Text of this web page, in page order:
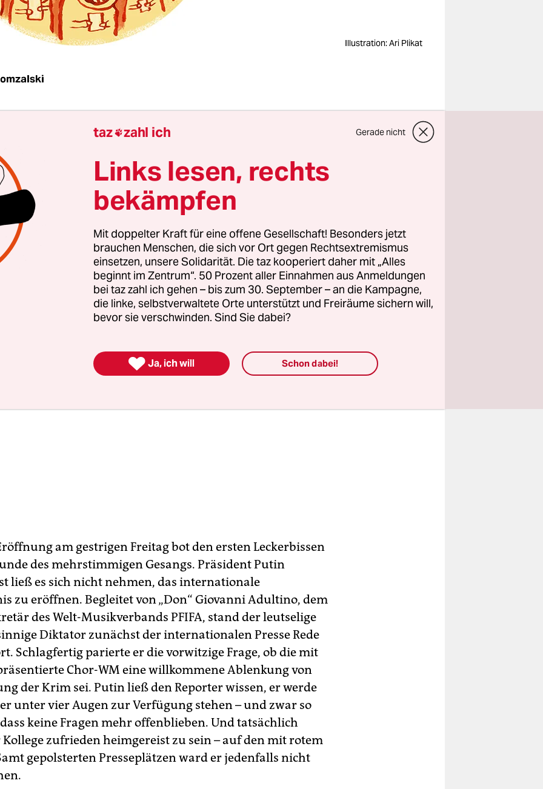
Illustration: Ari Plikat
Hütte, ist erfüllt vom Klang der Chöre. Es brummt und
Ecken und Winkeln. Belcanto und Oper verzaubern das
vorweihnachtliche Russland. Ach, wäre die Welt doch
…
Jahr findet in Russland die 21.
statt. Als Generalprobe für dieses
2018 erfüllt der russische Präsident Wladimir
Putin sich und der Menschheit einen
ein internationales Chorfestival vor Weihnachten.
am gestrigen Freitag bot den ersten Leckerbissen
des mehrstimmigen Gesangs. Präsident Putin
ließ es sich nicht nehmen, das internationale
zu eröffnen. Begleitet von „Don“ Giovanni Adultino, dem
des Welt-Musikverbands PFIFA, stand der leutselige
Diktator zunächst der internationalen Presse Rede
Schlagfertig parierte er die vorwitzige Frage, ob die mit
Chor-WM eine willkommene Ablenkung von
der Krim sei. Putin ließ den Reporter wissen, er werde
unter vier Augen zur Verfügung stehen – und zwar so
keine Fragen mehr offenblieben. Und tatsächlich
Kollege zufrieden heimgereist zu sein – auf den mit rotem
gepolsterten Presseplätzen ward er jedenfalls nicht
taz zahl ich Gerade nicht
Links lesen, rechts
bekämpfen
Mit doppelter Kraft für eine offene Gesellschaft! Besonders jetzt
brauchen Menschen, die sich vor Ort gegen Rechtsextremismus
einsetzen, unsere Solidarität. Die taz kooperiert daher mit „Alles
beginnt im Zentrum“. 50 Prozent aller Einnahmen aus Anmeldungen
bei taz zahl ich gehen – bis zum 30. September – an die Kampagne,
die linke, selbstverwaltete Orte unterstützt und Freiräume sichern will,
bevor sie verschwinden. Sind Sie dabei?
 Ja, ich will Schon dabei!